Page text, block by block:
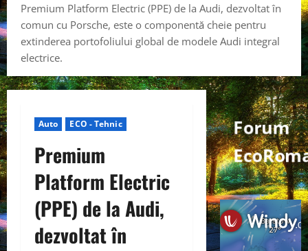
Premium Platform Electric (PPE) de la Audi, dezvoltat în
comun cu Porsche, este o componentă cheie pentru
extinderea portofoliului global de modele Audi integral
electrice.
Auto ECO - Tehnic
Premium
Platform Electric
(PPE) de la Audi,
dezvoltat în
Forum